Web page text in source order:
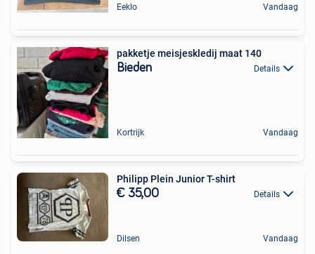
Eeklo Vandaag
pakketje meisjeskledij maat 140
Bieden Details
Kortrijk Vandaag
Philipp Plein Junior T-shirt
€ 35,00 Details
Dilsen Vandaag